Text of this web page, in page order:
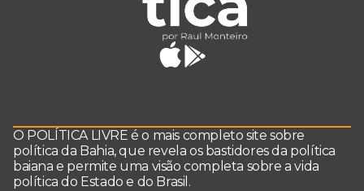
O POLÍTICA LIVRE é o mais completo site sobre
política da Bahia, que revela os bastidores da política
baiana e permite uma visão completa sobre a vida
política do Estado e do Brasil.